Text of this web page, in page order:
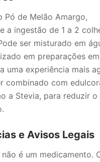
Pó de Melão Amargo,
a ingestão de 1 a 2
ser misturado em
em preparações em
uma experiência mais
combinado com
a Stevia, para reduzir
e Avisos Legais
é um medicamento.